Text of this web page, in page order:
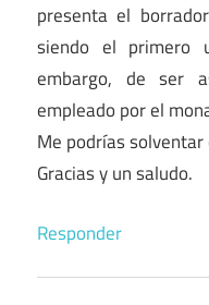
presenta el
siendo el primero
embargo, de ser
empleado por el
Me podrías solventar
Gracias y un saludo.
Responder